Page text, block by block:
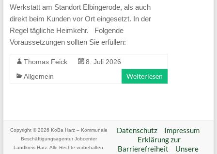
Werkstatt am Standort Elbingerode, als auch
direkt beim Kunden vor Ort eingesetzt. In der
Regel tägliche Heimkehr. Folgende
Voraussetzungen sollten Sie erfüllen:
Thomas Feick
8. Juli 2026
Allgemein
Weiterlesen
Copyright © 2026KoBa Harz – Kommunale
Beschäftigungsagentur Jobcenter
Landkreis Harz. Alle Rechte vorbehalten.
Datenschutz
Impressum
Erklärung zur
Barrierefreiheit
Unsere